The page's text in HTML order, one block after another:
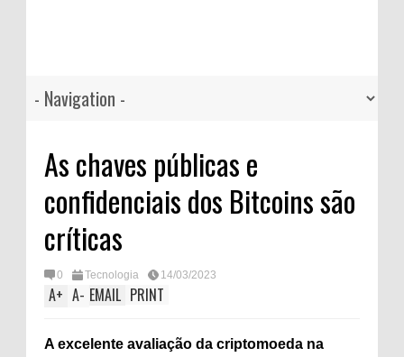
As chaves públicas e
confidenciais dos Bitcoins são
críticas
0 Tecnologia 14/03/2023
A+ A- EMAIL PRINT
A excelente avaliação da criptomoeda na